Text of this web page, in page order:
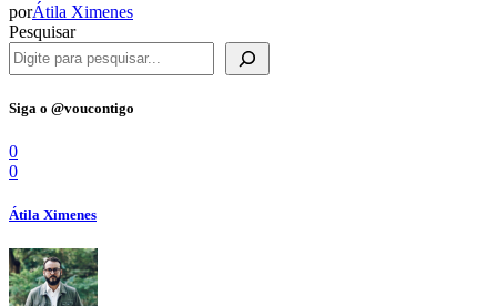
porÁtila Ximenes
Pesquisar
Siga o @voucontigo
0
0
Átila Ximenes